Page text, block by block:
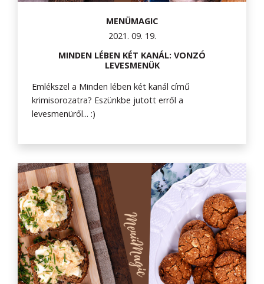
MENÜMAGIC
2021. 09. 19.
MINDEN LÉBEN KÉT KANÁL: VONZÓ
LEVESMENÜK
Emlékszel a Minden lében két kanál című
krimisorozatra? Eszünkbe jutott erről a
levesmenüről... :)